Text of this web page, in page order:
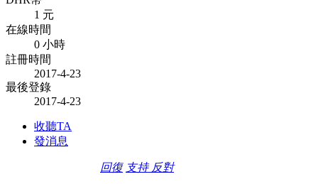
1 元
在線時間
0 小時
註冊時間
2017-4-23
最後登錄
2017-4-23
收聽TA
發消息
回復 支持 反對